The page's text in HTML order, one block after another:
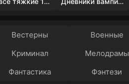
Вестерны Военные
Криминал Мелодрамы
Фантастика Фэнтези